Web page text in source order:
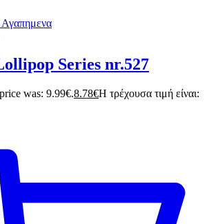
Series nr.527
was: 9.99€.8.78€Η τρέχουσα τιμή είναι: